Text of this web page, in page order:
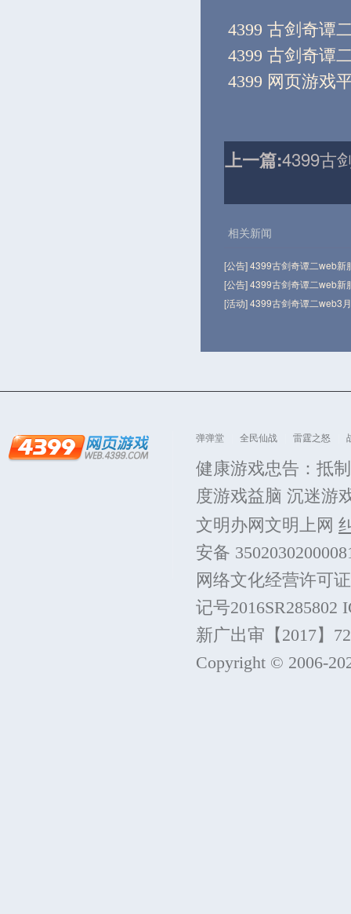
4399 古剑奇谭
4399 古剑奇谭
4399 网页游戏
上一篇:4399古
相关新闻
[公告] 4399古剑奇谭二web新
[公告] 4399古剑奇谭二web新
[活动] 4399古剑奇谭二web3
弹弹堂 全民仙战 雷霆之怒
健康游戏忠告：抵
度游戏益脑 沉迷游
文明办网文明上网
安备
网络文化经营许可
记号2016SR285802
新广出审【2017】
Copyright © 2006-